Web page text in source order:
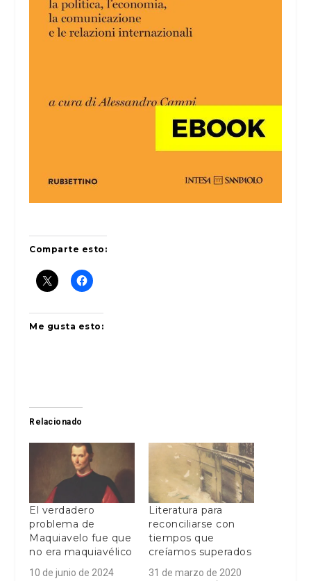
Comparte esto:
Me gusta esto:
Relacionado
El verdadero
problema de
Maquiavelo fue que
no era maquiavélico
10 de junio de 2024
Literatura para
reconciliarse con
tiempos que
creíamos superados
31 de marzo de 2020